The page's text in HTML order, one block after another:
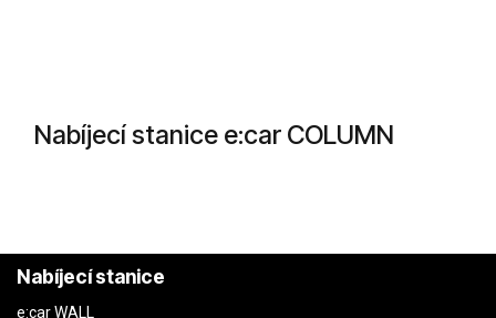
Nabíjecí stanice e:car COLUMN
Nabíjecí stanice
e:car WALL